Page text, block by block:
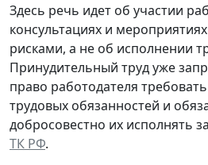
Здесь речь идет об участии
консультациях и
рисками, а не об исполнении
Принудительный труд уже
право работодателя
трудовых обязанностей и
добросовестно их исполнять
ТК РФ.